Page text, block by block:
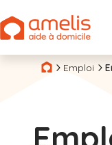
Emploi